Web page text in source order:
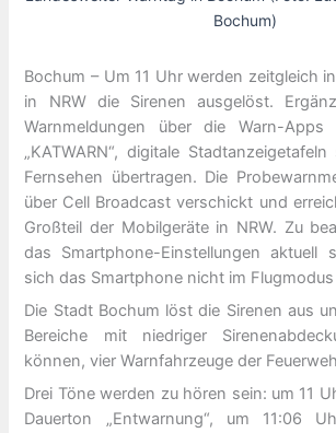
Bochum)
Bochum – Um 11 Uhr werden zeitgleich
in NRW die Sirenen ausgelöst.
Warnmeldungen über die Warn-Apps
„KATWARN“, digitale
Fernsehen übertragen. Die
über Cell Broadcast verschickt und
Großteil der Mobilgeräte in NRW. Zu
das Smartphone-Einstellungen aktuell
sich das Smartphone nicht im
Die Stadt Bochum löst die Sirenen aus
Bereiche mit niedriger
können, vier Warnfahrzeuge der
Drei Töne werden zu hören sein: um 11
Dauerton „Entwarnung“, um 11:06